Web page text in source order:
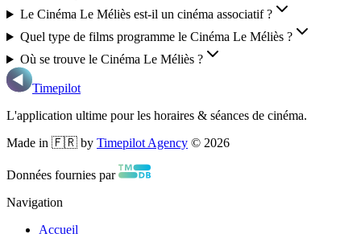
Le Cinéma Le Méliès est-il un cinéma associatif ?
Quel type de films programme le Cinéma Le Méliès ?
Où se trouve le Cinéma Le Méliès ?
Timepilot
L'application ultime pour les horaires & séances de cinéma.
Made in 🇫🇷 by Timepilot Agency © 2026
Données fournies par
Navigation
Accueil